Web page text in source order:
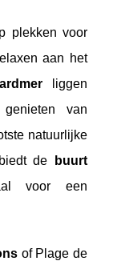
plekken voor
aan het
liggen
genieten van
natuurlijke
de
buurt
voor een
of Plage de